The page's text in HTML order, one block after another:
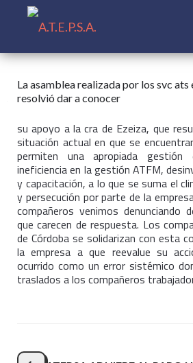
La asamblea realizada por los svc
resolvió dar a conocer
su apoyo a la cra de Ezeiza, que
situación actual en que se
permiten una apropiada
ineficiencia en la gestión ATFM,
y capacitación, a lo que se suma el
y persecución por parte de la
compañeros venimos denunciando
que carecen de respuesta. Los
de Córdoba se solidarizan con esta
la empresa a que reevalue su
ocurrido como un error sistémico
traslados a los compañeros
Navegación